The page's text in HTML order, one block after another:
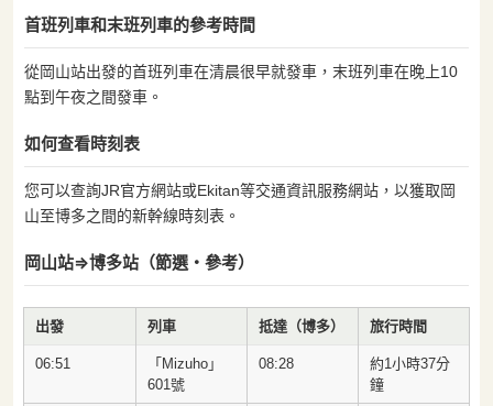
首班列車和末班列車的參考時間
從岡山站出發的首班列車在清晨很早就發車，末班列車在晚上10
點到午夜之間發車。
如何查看時刻表
您可以查詢JR官方網站或Ekitan等交通資訊服務網站，以獲取岡
山至博多之間的新幹線時刻表。
岡山站⇒博多站（節選・參考）
出發 列車 抵達（博多） 旅行時間
06:51
「Mizuho」
601號
08:28
約1小時37分
鐘